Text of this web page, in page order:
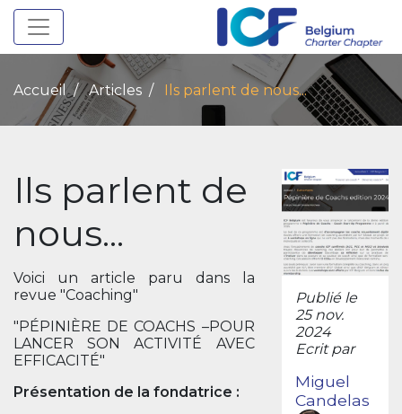
Toggle navigation
Accueil Articles Ils parlent de nous...
Ils parlent de
nous...
Voici un article paru dans la
revue "Coaching"
"PÉPINIÈRE DE COACHS –POUR
LANCER SON ACTIVITÉ AVEC
EFFICACITÉ"
Présentation de la fondatrice :
Publié le
25 nov.
2024
Ecrit par
Miguel
Candelas